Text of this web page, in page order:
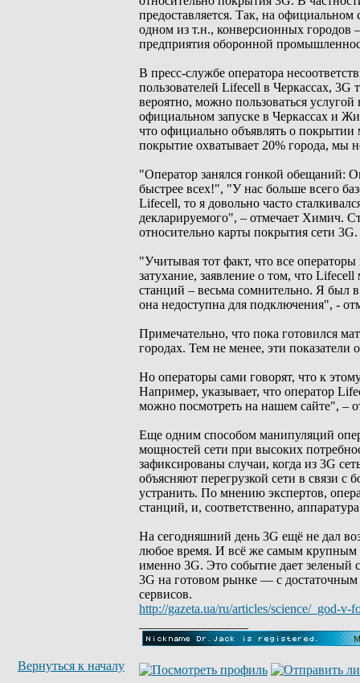
предоставляется. Так, на
одном из т.н., конверсионных городов
предприятия оборонной
В пресс-службе оператора
пользователей Lifecell в Черкассах, 3G
вероятно, можно пользоваться
официальном запуске в Черкассах и
что официально объявлять о
покрытие охватывает 20% города, мы
"Оператор занялся гонкой обещаний:
быстрее всех!", "У нас больше всего
Lifecell, то я довольно часто
декларируемого", – отмечает Химич.
относительно карты покрытия сети 3G.
"Учитывая тот факт, что все
затухание, заявление о том, что
станций – весьма сомнительно. Я был в
она недоступна для подключения", -
Примечательно, что пока готовился
городах. Тем не менее, эти показатели
Но операторы сами говорят, что к
Например, указывает, что оператор
можно посмотреть на нашем сайте", –
Еще одним способом манипуляций
мощностей сети при высоких
зафиксированы случаи, когда из 3G
объясняют перегрузкой сети в связи
устранить. По мнению экспертов,
станций, и, соответственно,
На сегодняшний день 3G ещё не дал
любое время. И всё же самым крупным
именно 3G. Это событие дает зеленый
3G на готовом рынке — с
сервисов.
http://gazeta.ua/ru/articles/science/_god-
Вернуться к началу